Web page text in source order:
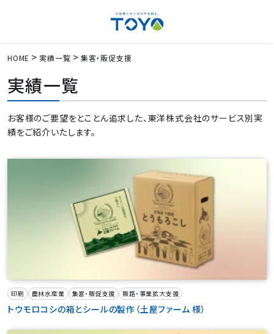
HOME 実績一覧 集客・販促支援
実績一覧
お客様のご要望をとことん追求した、東洋株式会社のサービス別実
績をご紹介いたします。
印刷 農林水産業 集客・販促支援 販路・事業拡大支援
トウモロコシの箱とシールの製作（土屋ファーム 様）